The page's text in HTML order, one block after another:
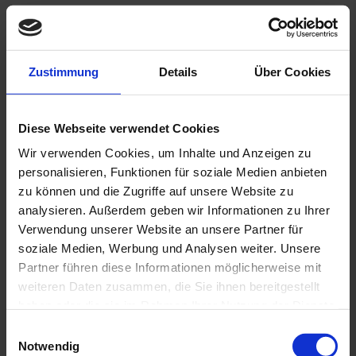
Zustimmung Details Über Cookies
Diese Webseite verwendet Cookies
Wir verwenden Cookies, um Inhalte und Anzeigen zu
personalisieren, Funktionen für soziale Medien anbieten
zu können und die Zugriffe auf unsere Website zu
analysieren. Außerdem geben wir Informationen zu Ihrer
Verwendung unserer Website an unsere Partner für
soziale Medien, Werbung und Analysen weiter. Unsere
Partner führen diese Informationen möglicherweise mit
weiteren Daten zusammen, die Sie ihnen bereitgestellt
Cookies, wenn Sie unsere Webseite weiterhin nutzen.
Notwendig
Datenschutzhinweis: Für die Kontaktaufnahme
und die Angebotserstellung benötigen wir Ihre
Daten wie Name, Telefonnummer und E-Mail-
Sie erklären sich hiermit einverstanden, dass diese